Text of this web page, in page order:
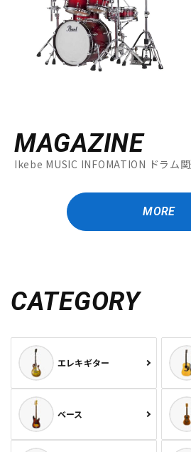
MAGAZINE
Ikebe MUSIC INFOMATION ドラム
MORE
CATEGORY
エレキギター
ベース